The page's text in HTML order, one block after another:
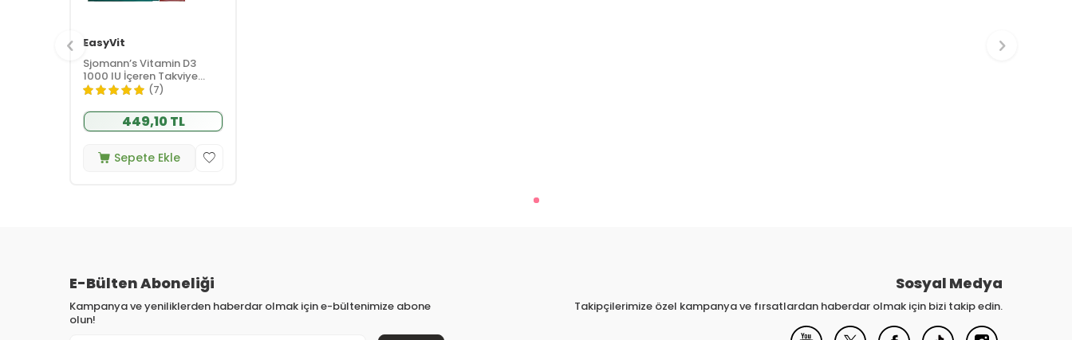
EasyVit
Sjomann’s Vitamin D3
1000 IU İçeren Takviye
Edici Gıda 30 Adet
(7)
449,10 TL
Sepete Ekle
E-Bülten Aboneliği
Kampanya ve yeniliklerden haberdar olmak için e-bültenimize abone
olun!
Sosyal Medya
Takipçilerimize özel kampanya ve fırsatlardan haberdar olmak için bizi takip edin.